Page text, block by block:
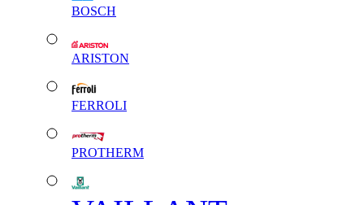
BOSCH
ARISTON
FERROLI
PROTHERM